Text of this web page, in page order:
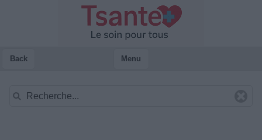
Back Menu